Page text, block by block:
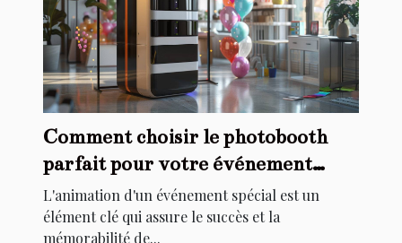
Comment choisir le photobooth
parfait pour votre événement
spécial
L'animation d'un événement spécial est un
élément clé qui assure le succès et la
mémorabilité de...